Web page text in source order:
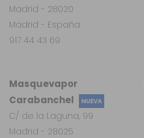
Masquevapor
Carabanchel
NUEVA
C/ de la Laguna, 99
Madrid - 28025
Madrid - 28020
Madrid - España
917 44 43 69